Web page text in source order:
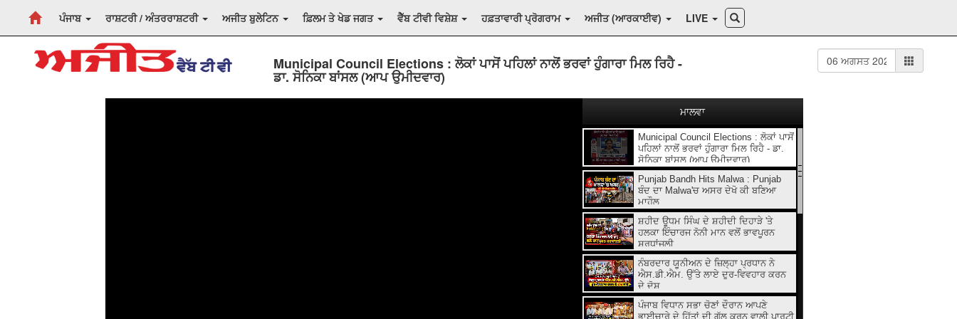
ਪੰਜਾਬ ਰਾਸ਼ਟਰੀ / ਅੰਤਰਰਾਸ਼ਟਰੀ ਅਜੀਤ ਬੁਲੇਟਿਨ ਫ਼ਿਲਮ ਤੇ ਖੇਡ ਜਗਤ ਵੈੱਬ ਟੀਵੀ ਵਿਸ਼ੇਸ਼ ਹਫ਼ਤਾਵਾਰੀ ਪ੍ਰੋਗਰਾਮ ਅਜੀਤ (ਆਰਕਾਈਵ) LIVE
Municipal Council Elections : ਲੋਕਾਂ ਪਾਸੋਂ ਪਹਿਲਾਂ ਨਾਲੋਂ ਭਰਵਾਂ ਹੁੰਗਾਰਾ ਮਿਲ ਰਿਹੈ -
ਡਾ. ਸੋਨਿਕਾ ਬਾਂਸਲ (ਆਪ ਉਮੀਦਵਾਰ)
Municipal Council Elections : ਲੋਕਾਂ ਪਾਸੋਂ
ਪਹਿਲਾਂ ਨਾਲੋਂ ਭਰਵਾਂ ਹੁੰਗਾਰਾ ਮਿਲ ਰਿਹੈ - ਡਾ.
ਸੋਨਿਕਾ ਬਾਂਸਲ (ਆਪ ਉਮੀਦਵਾਰ)
Punjab Bandh Hits Malwa : Punjab
ਬੰਦ ਦਾ Malwa'ਚ ਅਸਰ ਦੇਖੋ ਕੀ ਬਣਿਆ
ਮਾਹੌਲ
ਸ਼ਹੀਦ ਊਧਮ ਸਿੰਘ ਦੇ ਸ਼ਹੀਦੀ ਦਿਹਾੜੇ 'ਤੇ
ਹਲਕਾ ਇੰਚਾਰਜ ਨੋਨੀ ਮਾਨ ਵਲੋਂ ਭਾਵਪੂਰਨ
ਸ਼ਰਧਾਂਜਲੀ
ਨੰਬਰਦਾਰ ਯੂਨੀਅਨ ਦੇ ਜ਼ਿਲ੍ਹਾ ਪ੍ਰਧਾਨ ਨੇ
ਐਸ.ਡੀ.ਐਮ. ਉੱਤੇ ਲਾਏ ਦੁਰ-ਵਿਵਹਾਰ ਕਰਨ
ਦੇ ਦੋਸ਼
ਪੰਜਾਬ ਵਿਧਾਨ ਸਭਾ ਚੋਣਾਂ ਦੌਰਾਨ ਆਪਣੇ
ਭਾਈਚਾਰੇ ਦੇ ਹਿੱਤਾਂ ਦੀ ਗੱਲ ਕਰਨ ਵਾਲੀ ਪਾਰਟੀ
ਮਾਲਵਾ